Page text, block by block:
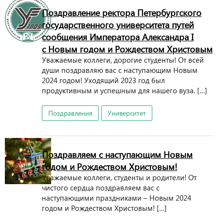
Поздравление ректора Петербургского
государственного университета путей
сообщения Императора Александра I
с Новым годом и Рождеством Христовым
Уважаемые коллеги, дорогие студенты! От всей
души поздравляю вас с наступающим Новым
2024 годом! Уходящий 2023 год был
продуктивным и успешным для нашего вуза. […]
Поздравления Университет
Поздравляем с наступающим Новым
годом и Рождеством Христовым!
Уважаемые коллеги, студенты и родители! От
чистого сердца поздравляем вас с
наступающими праздниками – Новым 2024
годом и Рождеством Христовым! […]